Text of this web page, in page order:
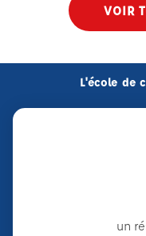
VOIR
L'école de
un